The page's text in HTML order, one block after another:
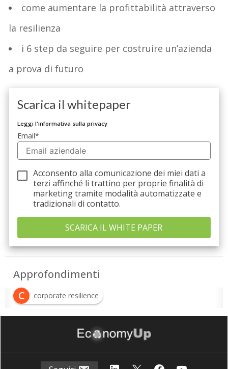
come aumentare la profittabilità attraverso
la resilienza
i 6 step da seguire per costruire un’azienda
a prova di futuro
Scarica il whitepaper
Leggi l'informativa sulla privacy
Email*
Acconsento alla comunicazione dei miei dati a
terzi affinché li trattino per proprie finalità di
marketing tramite modalità automatizzate e
tradizionali di contatto.
Approfondimenti
C
corporate resilience